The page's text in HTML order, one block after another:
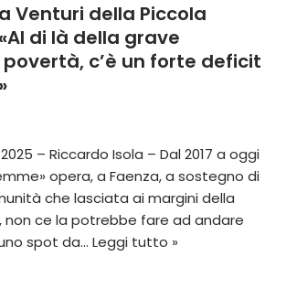
Venturi della Piccola
di là della grave
c’è un forte deficit
– Riccardo Isola – Dal 2017 a oggi
opera, a Faenza, a sostegno di
che lasciata ai margini della
non ce la potrebbe fare ad andare
spot da… Leggi tutto »